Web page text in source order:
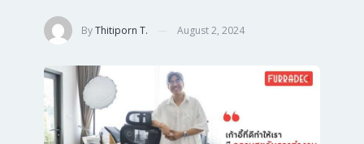
ByThitiporn T. August 2, 2024